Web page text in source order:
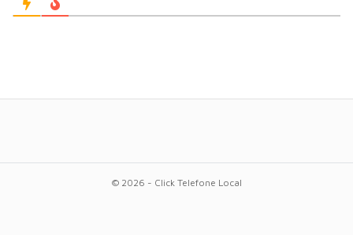
© 2026 - Click Telefone Local